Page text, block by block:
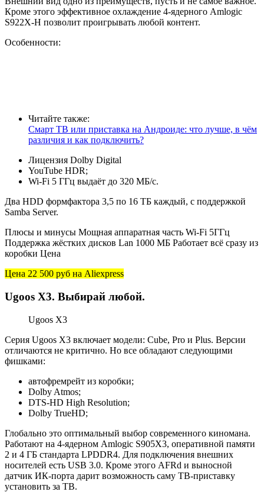
Кроме этого эффективное охлаждение 4-ядерного Amlogic
S922X-H позволит проигрывать любой контент.
Особенности:
Читайте также:
Смарт ТВ или приставка на Андроиде: что лучше, в чём
различия и как подключить?
Лицензия Dolby Digital
YouTube HDR;
Wi-Fi 5 ГГц выдаёт до 320 МБ/с.
Два HDD формфактора 3,5 по 16 ТБ каждый, с поддержкой
Samba Server.
Плюсы и минусы Мощная аппаратная часть Wi-Fi 5ГГц
Поддержка жёстких дисков Lan 1000 МБ Работает всё сразу из
коробки Цена
Цена 22 500 руб на Aliexpress
Ugoos X3. Выбирай любой.
Ugoos X3
Серия Ugoos X3 включает модели: Cube, Pro и Plus. Версии
отличаются не критично. Но все обладают следующими
фишками:
автофремрейт из коробки;
Dolby Atmos;
DTS-HD High Resolution;
Dolby TrueHD;
Глобально это оптимальный выбор современного киномана.
Работают на 4-ядерном Amlogic S905X3, оперативной памяти
2 и 4 ГБ стандарта LPDDR4. Для подключения внешних
носителей есть USB 3.0. Кроме этого AFRd и выносной
датчик ИК-порта дарит возможность саму ТВ-приставку
установить за ТВ.